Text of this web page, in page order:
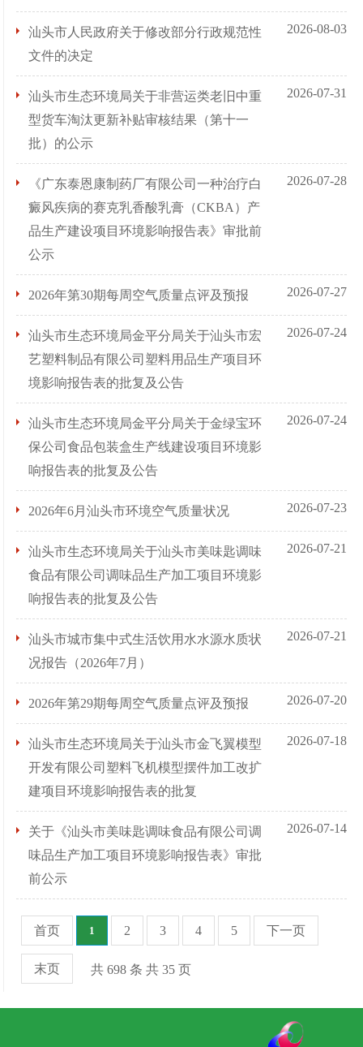
汕头市人民政府关于修改部分行政规范性
文件的决定
2026-08-03
汕头市生态环境局关于非营运类老旧中重
型货车淘汰更新补贴审核结果（第十一
批）的公示
2026-07-31
《广东泰恩康制药厂有限公司一种治疗白
癜风疾病的赛克乳香酸乳膏（CKBA）产
品生产建设项目环境影响报告表》审批前
公示
2026-07-28
2026年第30期每周空气质量点评及预报 2026-07-27
汕头市生态环境局金平分局关于汕头市宏
艺塑料制品有限公司塑料用品生产项目环
境影响报告表的批复及公告
2026-07-24
汕头市生态环境局金平分局关于金绿宝环
保公司食品包装盒生产线建设项目环境影
响报告表的批复及公告
2026-07-24
2026年6月汕头市环境空气质量状况 2026-07-23
汕头市生态环境局关于汕头市美味匙调味
食品有限公司调味品生产加工项目环境影
响报告表的批复及公告
2026-07-21
汕头市城市集中式生活饮用水水源水质状
况报告（2026年7月）
2026-07-21
2026年第29期每周空气质量点评及预报 2026-07-20
汕头市生态环境局关于汕头市金飞翼模型
开发有限公司塑料飞机模型摆件加工改扩
建项目环境影响报告表的批复
2026-07-18
关于《汕头市美味匙调味食品有限公司调
味品生产加工项目环境影响报告表》审批
前公示
2026-07-14
首页 1 2 3 4 5 下一页
末页 共 698 条 共 35 页